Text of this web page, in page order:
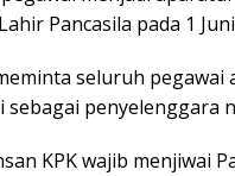
Pancasila pada 1
seluruh pegawai
penyelenggara
KPK wajib menjiwai